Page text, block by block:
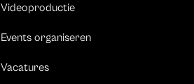
Videoproductie
Events organiseren
Vacatures